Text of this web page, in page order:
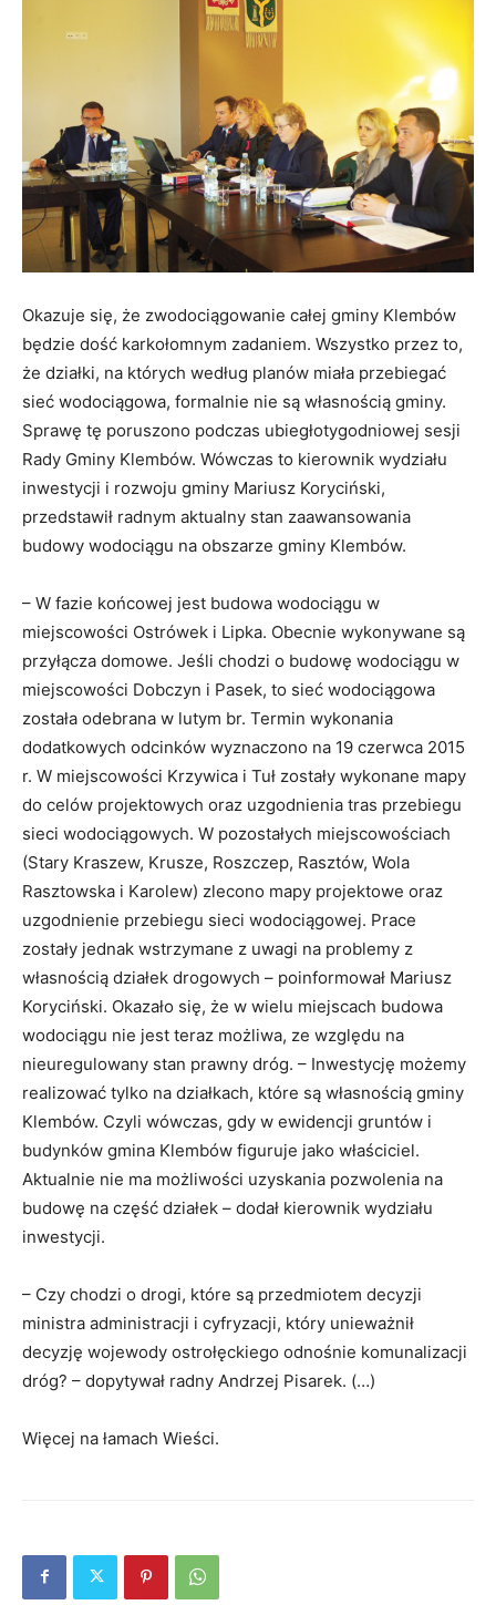
Okazuje się, że zwodociągowanie całej gminy Klembów
będzie dość karkołomnym zadaniem. Wszystko przez to,
że działki, na których według planów miała przebiegać
sieć wodociągowa, formalnie nie są własnością gminy.
Sprawę tę poruszono podczas ubiegłotygodniowej sesji
Rady Gminy Klembów. Wówczas to kierownik wydziału
inwestycji i rozwoju gminy Mariusz Koryciński,
przedstawił radnym aktualny stan zaawansowania
budowy wodociągu na obszarze gminy Klembów.
– W fazie końcowej jest budowa wodociągu w
miejscowości Ostrówek i Lipka. Obecnie wykonywane są
przyłącza domowe. Jeśli chodzi o budowę wodociągu w
miejscowości Dobczyn i Pasek, to sieć wodociągowa
została odebrana w lutym br. Termin wykonania
dodatkowych odcinków wyznaczono na 19 czerwca 2015
r. W miejscowości Krzywica i Tuł zostały wykonane mapy
do celów projektowych oraz uzgodnienia tras przebiegu
sieci wodociągowych. W pozostałych miejscowościach
(Stary Kraszew, Krusze, Roszczep, Rasztów, Wola
Rasztowska i Karolew) zlecono mapy projektowe oraz
uzgodnienie przebiegu sieci wodociągowej. Prace
zostały jednak wstrzymane z uwagi na problemy z
własnością działek drogowych – poinformował Mariusz
Koryciński. Okazało się, że w wielu miejscach budowa
wodociągu nie jest teraz możliwa, ze względu na
nieuregulowany stan prawny dróg. – Inwestycję możemy
realizować tylko na działkach, które są własnością gminy
Klembów. Czyli wówczas, gdy w ewidencji gruntów i
budynków gmina Klembów figuruje jako właściciel.
Aktualnie nie ma możliwości uzyskania pozwolenia na
budowę na część działek – dodał kierownik wydziału
inwestycji.
– Czy chodzi o drogi, które są przedmiotem decyzji
ministra administracji i cyfryzacji, który unieważnił
decyzję wojewody ostrołęckiego odnośnie komunalizacji
dróg? – dopytywał radny Andrzej Pisarek. (…)
Więcej na łamach Wieści.